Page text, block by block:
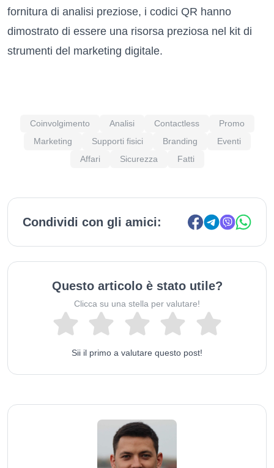
fornitura di analisi preziose, i codici QR hanno
dimostrato di essere una risorsa preziosa nel kit di
strumenti del marketing digitale.
Coinvolgimento Analisi Contactless
Promo
Marketing
Supporti fisici Branding
Eventi
Affari
Sicurezza Fatti
Condividi con gli amici:
Questo articolo è stato utile?
Clicca su una stella per valutare!
Sii il primo a valutare questo post!